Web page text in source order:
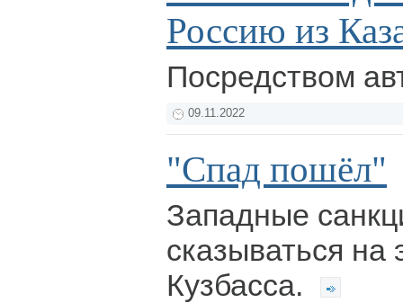
Россию из
Посредством
09.11.2022
"Спад пошёл"
Западные
сказываться на
Кузбасса.